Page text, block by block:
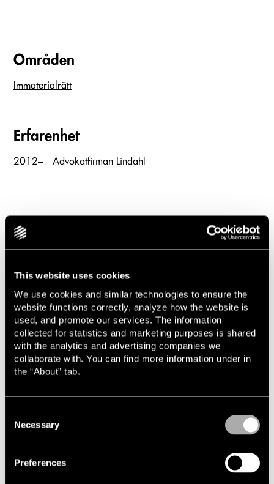
This website uses cookies
We use cookies and similar technologies to ensure the
website functions correctly, analyze how the website is
used, and promote our services. The information
collected for statistics and marketing purposes is shared
with the analytics and advertising companies we
collaborate with. You can find more information under in
the “About” tab.
Selection
Necessary
Preferences
Områden
Immaterialrätt
Erfarenhet
2012– Advokatfirman Lindahl
Nyheter, event och insikter